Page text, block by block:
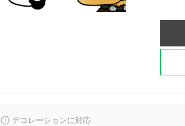
デコレーションに対応